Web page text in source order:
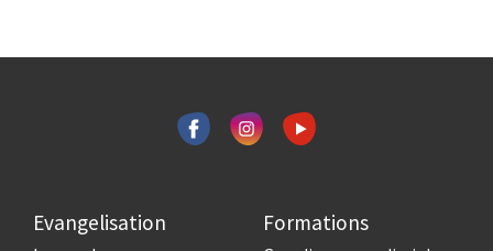
Evangelisation Formations